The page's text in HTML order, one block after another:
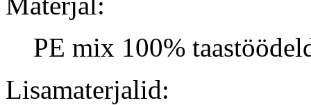
PE mix 100%
Lisamaterjalid: